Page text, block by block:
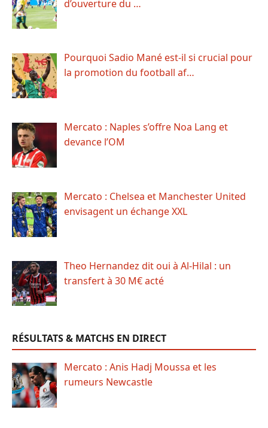
d’ouverture du …
Pourquoi Sadio Mané est-il si crucial pour
la promotion du football af…
Mercato : Naples s’offre Noa Lang et
devance l’OM
Mercato : Chelsea et Manchester United
envisagent un échange XXL
Theo Hernandez dit oui à Al-Hilal : un
transfert à 30 M€ acté
RÉSULTATS & MATCHS EN DIRECT
Mercato : Anis Hadj Moussa et les
rumeurs Newcastle